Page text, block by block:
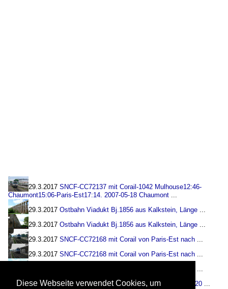
29.3.2017 SNCF-CC72137 mit Corail-1042 Mulhouse12:46-
Chaumont15:06-Paris-Est17:14. 2007-05-18 Chaumont ...
29.3.2017 Ostbahn Viadukt Bj.1856 aus Kalkstein, Länge ...
29.3.2017 Ostbahn Viadukt Bj.1856 aus Kalkstein, Länge ...
29.3.2017 SNCF-CC72168 mit Corail von Paris-Est nach ...
29.3.2017 SNCF-CC72168 mit Corail von Paris-Est nach ...
...
29.3.2017SNCF-CC72084 mit Intercité 1642 (Vesoul 15:20 ...
Diese Webseite verwendet Cookies, um